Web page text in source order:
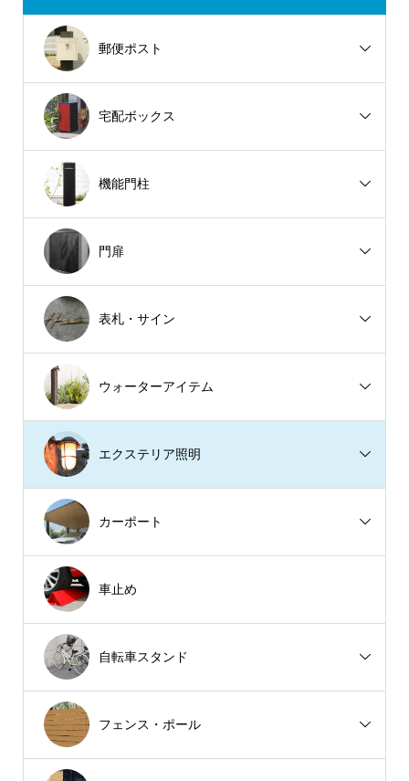
郵便ポスト
宅配ボックス
機能門柱
門扉
表札・サイン
ウォーターアイテム
エクステリア照明
カーポート
車止め
自転車スタンド
フェンス・ポール